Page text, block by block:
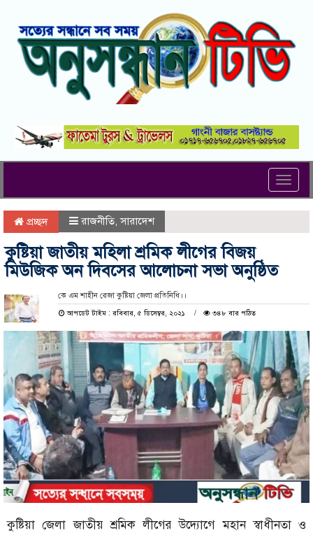
প্রচ্ছদ রাজনীতি,সারাদেশ
কুষ্টিয়া জাতীয় মহিলা শ্রমিক লীগের বিজয়
মিউজিক অন দিবসের আলোচনা সভা অনুষ্ঠিত
কে এম শাহীন রেজা কুষ্টিয়া জেলা প্রতিনিধি।।
আপডেট টাইম : রবিবার, ৫ ডিসেম্বর, ২০২১
৩৪৮ বার পঠিত
কুষ্টিয়া জেলা জাতীয় শ্রমিক লীগের উদ্যোগে মহান স্বাধীনতা ও